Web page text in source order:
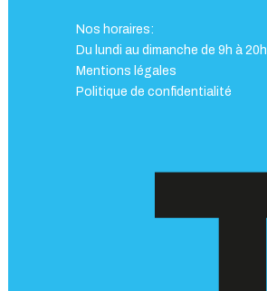
Nos horaires:
Du lundi au dimanche de 9h à 20h
Mentions légales
Politique de confidentialité